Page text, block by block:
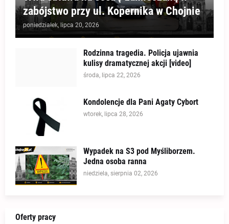
zabójstwo przy ul. Kopernika w Chojnie
poniedziałek, lipca 20, 2026
Rodzinna tragedia. Policja ujawnia
kulisy dramatycznej akcji [video]
środa, lipca 22, 2026
Kondolencje dla Pani Agaty Cybort
wtorek, lipca 28, 2026
Wypadek na S3 pod Myśliborzem.
Jedna osoba ranna
niedziela, sierpnia 02, 2026
Oferty pracy